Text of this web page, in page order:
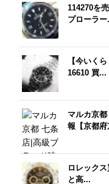
114270を
プローラー
【今いく
16610 買...
マルカ京
報【京都
ロレック
と高...